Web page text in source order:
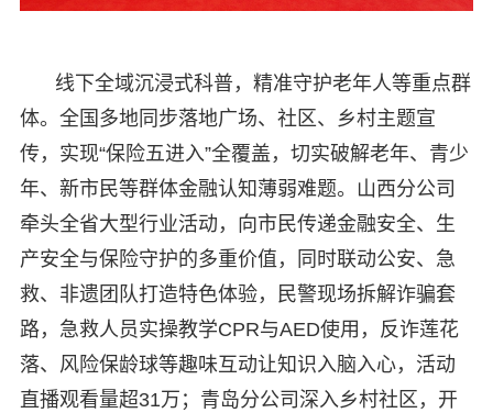
线下全域沉浸式科普，精准守护老年人等重点群
体。全国多地同步落地广场、社区、乡村主题宣
传，实现“保险五进入”全覆盖，切实破解老年、青少
年、新市民等群体金融认知薄弱难题。山西分公司
牵头全省大型行业活动，向市民传递金融安全、生
产安全与保险守护的多重价值，同时联动公安、急
救、非遗团队打造特色体验，民警现场拆解诈骗套
路，急救人员实操教学CPR与AED使用，反诈莲花
落、风险保龄球等趣味互动让知识入脑入心，活动
直播观看量超31万；青岛分公司深入乡村社区，开